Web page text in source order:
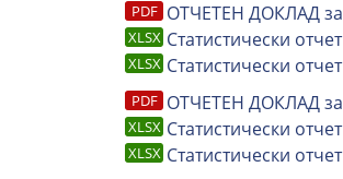
ОТЧЕТЕН ДОКЛАД
Статистически
Статистически
ОТЧЕТЕН ДОКЛАД
Статистически
Статистически